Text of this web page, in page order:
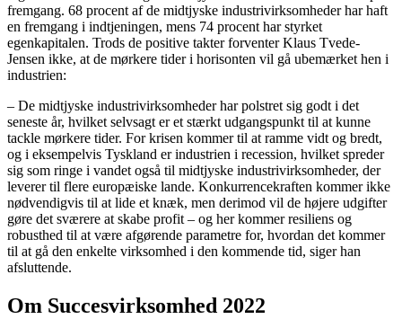
fremgang. 68 procent af de midtjyske industrivirksomheder har haft
en fremgang i indtjeningen, mens 74 procent har styrket
egenkapitalen. Trods de positive takter forventer Klaus Tvede-
Jensen ikke, at de mørkere tider i horisonten vil gå ubemærket hen i
industrien:
– De midtjyske industrivirksomheder har polstret sig godt i det
seneste år, hvilket selvsagt er et stærkt udgangspunkt til at kunne
tackle mørkere tider. For krisen kommer til at ramme vidt og bredt,
og i eksempelvis Tyskland er industrien i recession, hvilket spreder
sig som ringe i vandet også til midtjyske industrivirksomheder, der
leverer til flere europæiske lande. Konkurrencekraften kommer ikke
nødvendigvis til at lide et knæk, men derimod vil de højere udgifter
gøre det sværere at skabe profit – og her kommer resiliens og
robusthed til at være afgørende parametre for, hvordan det kommer
til at gå den enkelte virksomhed i den kommende tid, siger han
afsluttende.
Om Succesvirksomhed 2022